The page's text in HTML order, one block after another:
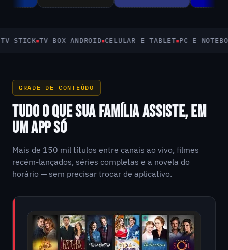
TV BOX ANDROID CELULAR E TABLET PC E NOTEBOOK
GRADE DE CONTEÚDO
TUDO O QUE SUA FAMÍLIA ASSISTE, EM
UM APP SÓ
Mais de 150 mil títulos entre canais ao vivo, filmes
recém-lançados, séries completas e a novela do
horário — sem precisar trocar de aplicativo.